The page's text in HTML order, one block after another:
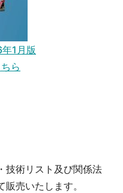
1月版
ら
技術リスト及び関係法
売いたします。